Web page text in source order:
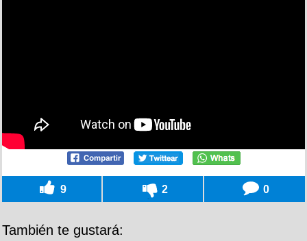
9 2 0
También te gustará: